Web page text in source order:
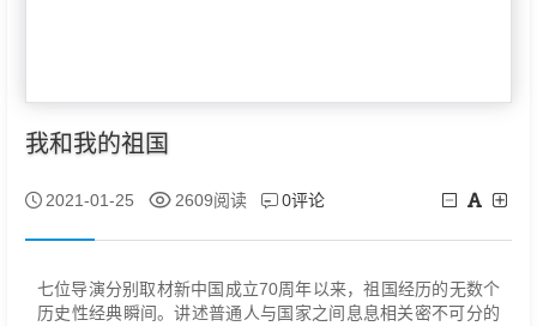
我和我的祖国
2021-01-25 2609阅读 0评论
七位导演分别取材新中国成立70周年以来，祖国经历的无数个
历史性经典瞬间。讲述普通人与国家之间息息相关密不可分的